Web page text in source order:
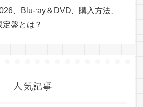
、Blu-ray＆DVD、購入方法、
盤とは？
人気記事